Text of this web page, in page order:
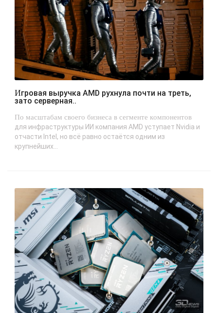
Игровая выручка AMD рухнула почти на треть,
зато серверная..
По масштабам своего бизнеса в сегменте компонентов
для инфраструктуры ИИ компания AMD уступает Nvidia и
отчасти Intel, но всё равно остаётся одним из
крупнейших...